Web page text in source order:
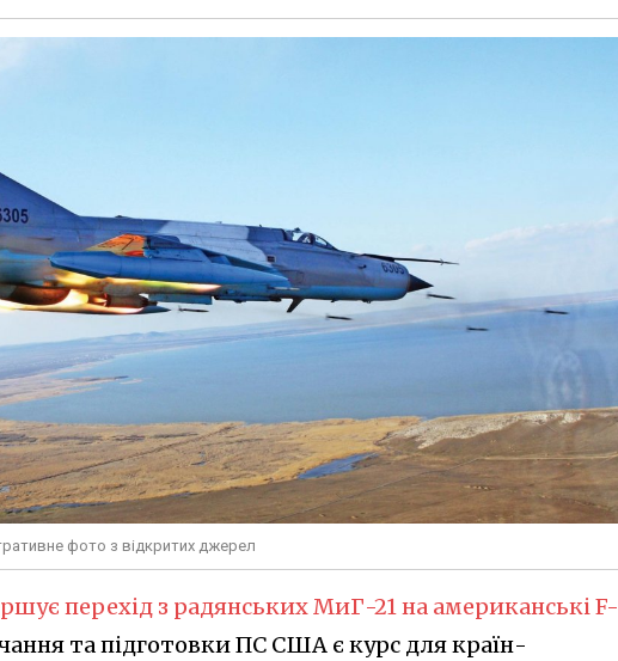
фото з відкритих джерел
перехід з радянських МиГ-21 на американські F-
та підготовки ПС США є курс для країн-